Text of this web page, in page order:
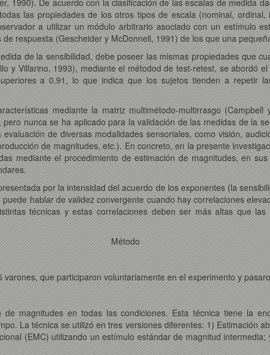
las propiedades de los otros tipos de escala (nominal,
a utilizar un módulo arbitrario asociado con un estímulo
respuesta (Gescheider y McDonnell, 1991) de los que una
de la sensibilidad, debe poseer las mismas propiedades que
y Villarino, 1993), mediante el métodod de test-retest, se abordó
a 0.91, lo que indica que los sujetos tienden a repetir
mediante la matriz multimétodo-multirrasgo
nunca se ha aplicado para la validación de las medidas de la
de diversas modalidades sensoriales, como visión,
de magnitudes, etc.). En concreto, en la presente
mediante el procedimiento de estimación de magnitudes, en
por la intensidad del acuerdo de los exponentes (la
hablar de validez convergente cuando hay correlaciones
técnicas y estas correlaciones deben ser más altas que
Método
que participaron voluntariamente en el experimento y
magnitudes en todas las condiciones. Esta técnica tiene la
La técnica se utilizó en tres versiones diferentes: 1) Estimación
(EMC) utilizando un estímulo estándar de magnitud